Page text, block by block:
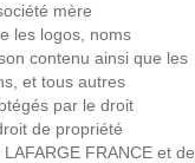
mère
les logos, noms
contenu ainsi que les
et tous autres
par le droit
de propriété
FRANCE et de